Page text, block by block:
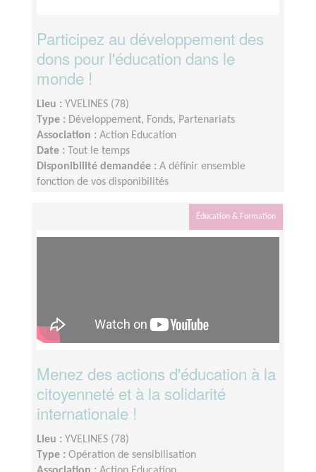
Participez au développement des
dons pour l'éducation dans le
monde !
Lieu : YVELINES (78)
Type : Développement, Fonds, Partenariats
Association : Action Education
Date :
Tout le temps
Disponibilité demandée : A définir ensemble
fonction de vos disponibilités
Éducation & Formation
Menez des actions d'éducation à la
citoyenneté et à la solidarité
internationale !
Lieu : YVELINES (78)
Type : Opération de sensibilisation